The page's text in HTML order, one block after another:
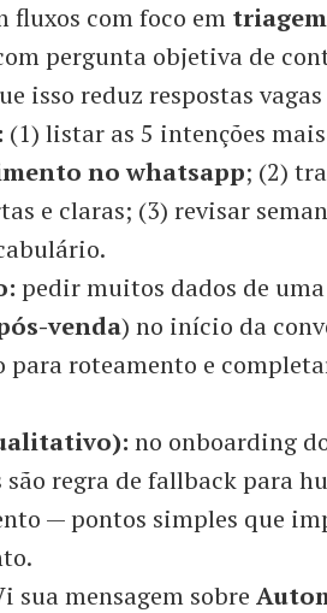
fluxos com foco em
pergunta objetiva de
isso reduz respostas
(1) listar as 5 intenções
no whatsapp; (2)
e claras; (3) revisar
pedir muitos dados de
venda) no início da
roteamento e
no onboarding
regra de fallback para
— pontos simples que
sua mensagem sobre